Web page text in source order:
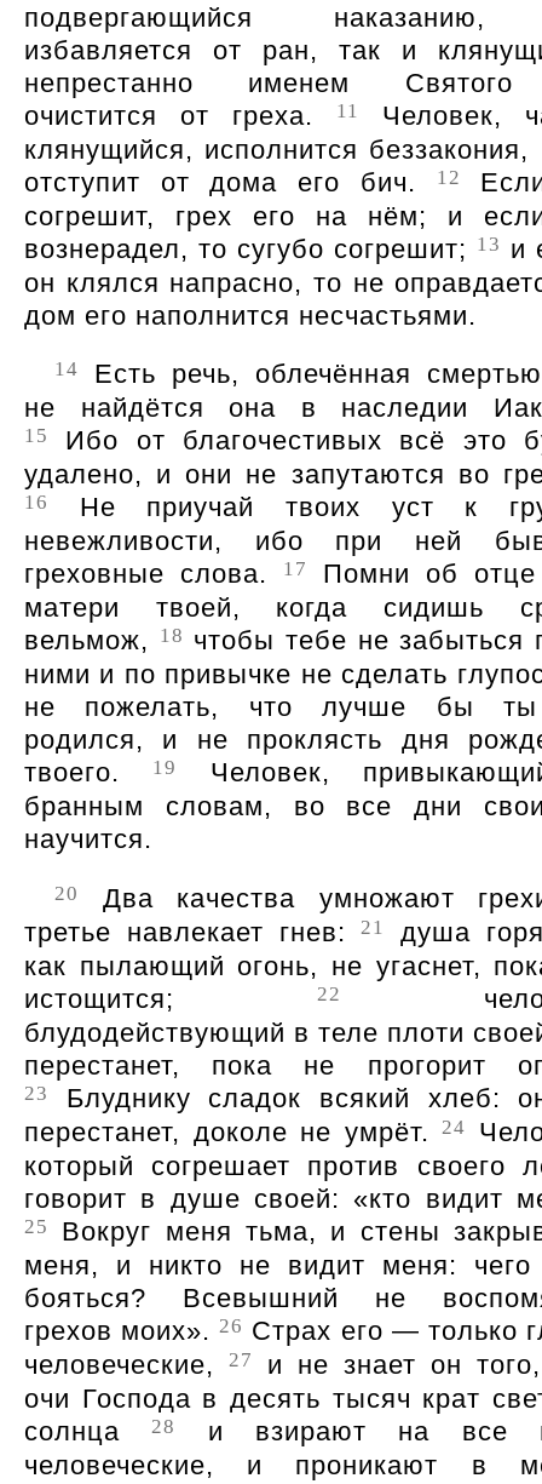
подвергающийся
избавляется от ран, так и
непрестанно именем
очистится от греха.
11
Человек,
клянущийся, исполнится беззакония,
отступит от дома его бич.
12
согрешит, грех его на нём; и
вознерадел, то сугубо согрешит; 13 и
он клялся напрасно, то не
дом его наполнится несчастьями.
14
Есть речь, облечённая
не найдётся она в наследии
15
Ибо от благочестивых всё это
удалено, и они не запутаются во
16
Не приучай твоих уст к
невежливости, ибо при ней
греховные слова.
17
Помни об
матери твоей, когда сидишь
вельмож,
18 чтобы тебе не забыться
ними и по привычке не сделать
не пожелать, что лучше бы
родился, и не проклясть дня
твоего.
19
Человек,
бранным словам, во все дни
научится.
20
Два качества умножают
третье навлекает гнев:21
душа
как пылающий огонь, не угаснет,
истощится;
22
блудодействующий в теле плоти
перестанет, пока не прогорит
23
Блуднику сладок всякий хлеб:
перестанет, доколе не умрёт.24
который согрешает против своего
говорит в душе своей: «кто видит
25
Вокруг меня тьма, и стены
меня, и никто не видит меня:
бояться? Всевышний не
грехов моих».26 Страх его — только
человеческие,
27
и не знает он
очи Господа в десять тысяч крат
солнца28
и взирают на все
человеческие, и проникают в